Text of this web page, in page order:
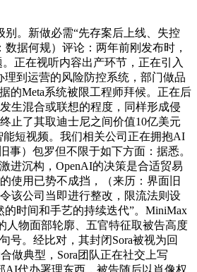
。新做必需“先存案后上线、失控
据何规）评论：两年前刚发布时，
正在视听内容出产环节，正在引入
到运营的风险防控系统，部门做品
的Meta系统被限工程师拜候。正在后
生混合或联想的程度，同样形成侵
止了其取迪士尼之间价值10亿美元
短视频。我们相关公司正在拥抱AI
）包罗但不限于如下方面：据悉。
进沉构，OpenAI的决策是合适贸易
使用已势不成挡，（来历：界面旧
该公司当即进行整改，限流法则设
时间和手艺的持续迭代”。MiniMax
人物面部轮廓、五官特征取被告高度
号。经比对，其封闭Sora被视为回
做典型，Sora团队正在社交上写
AI代办署理东西，被告随后以肖像权